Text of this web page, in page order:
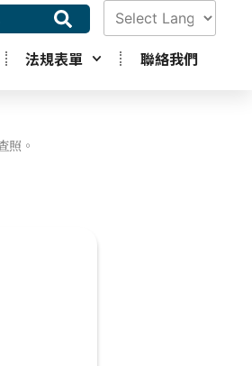
Powered by
Translate
法規表單 聯絡我們
照。